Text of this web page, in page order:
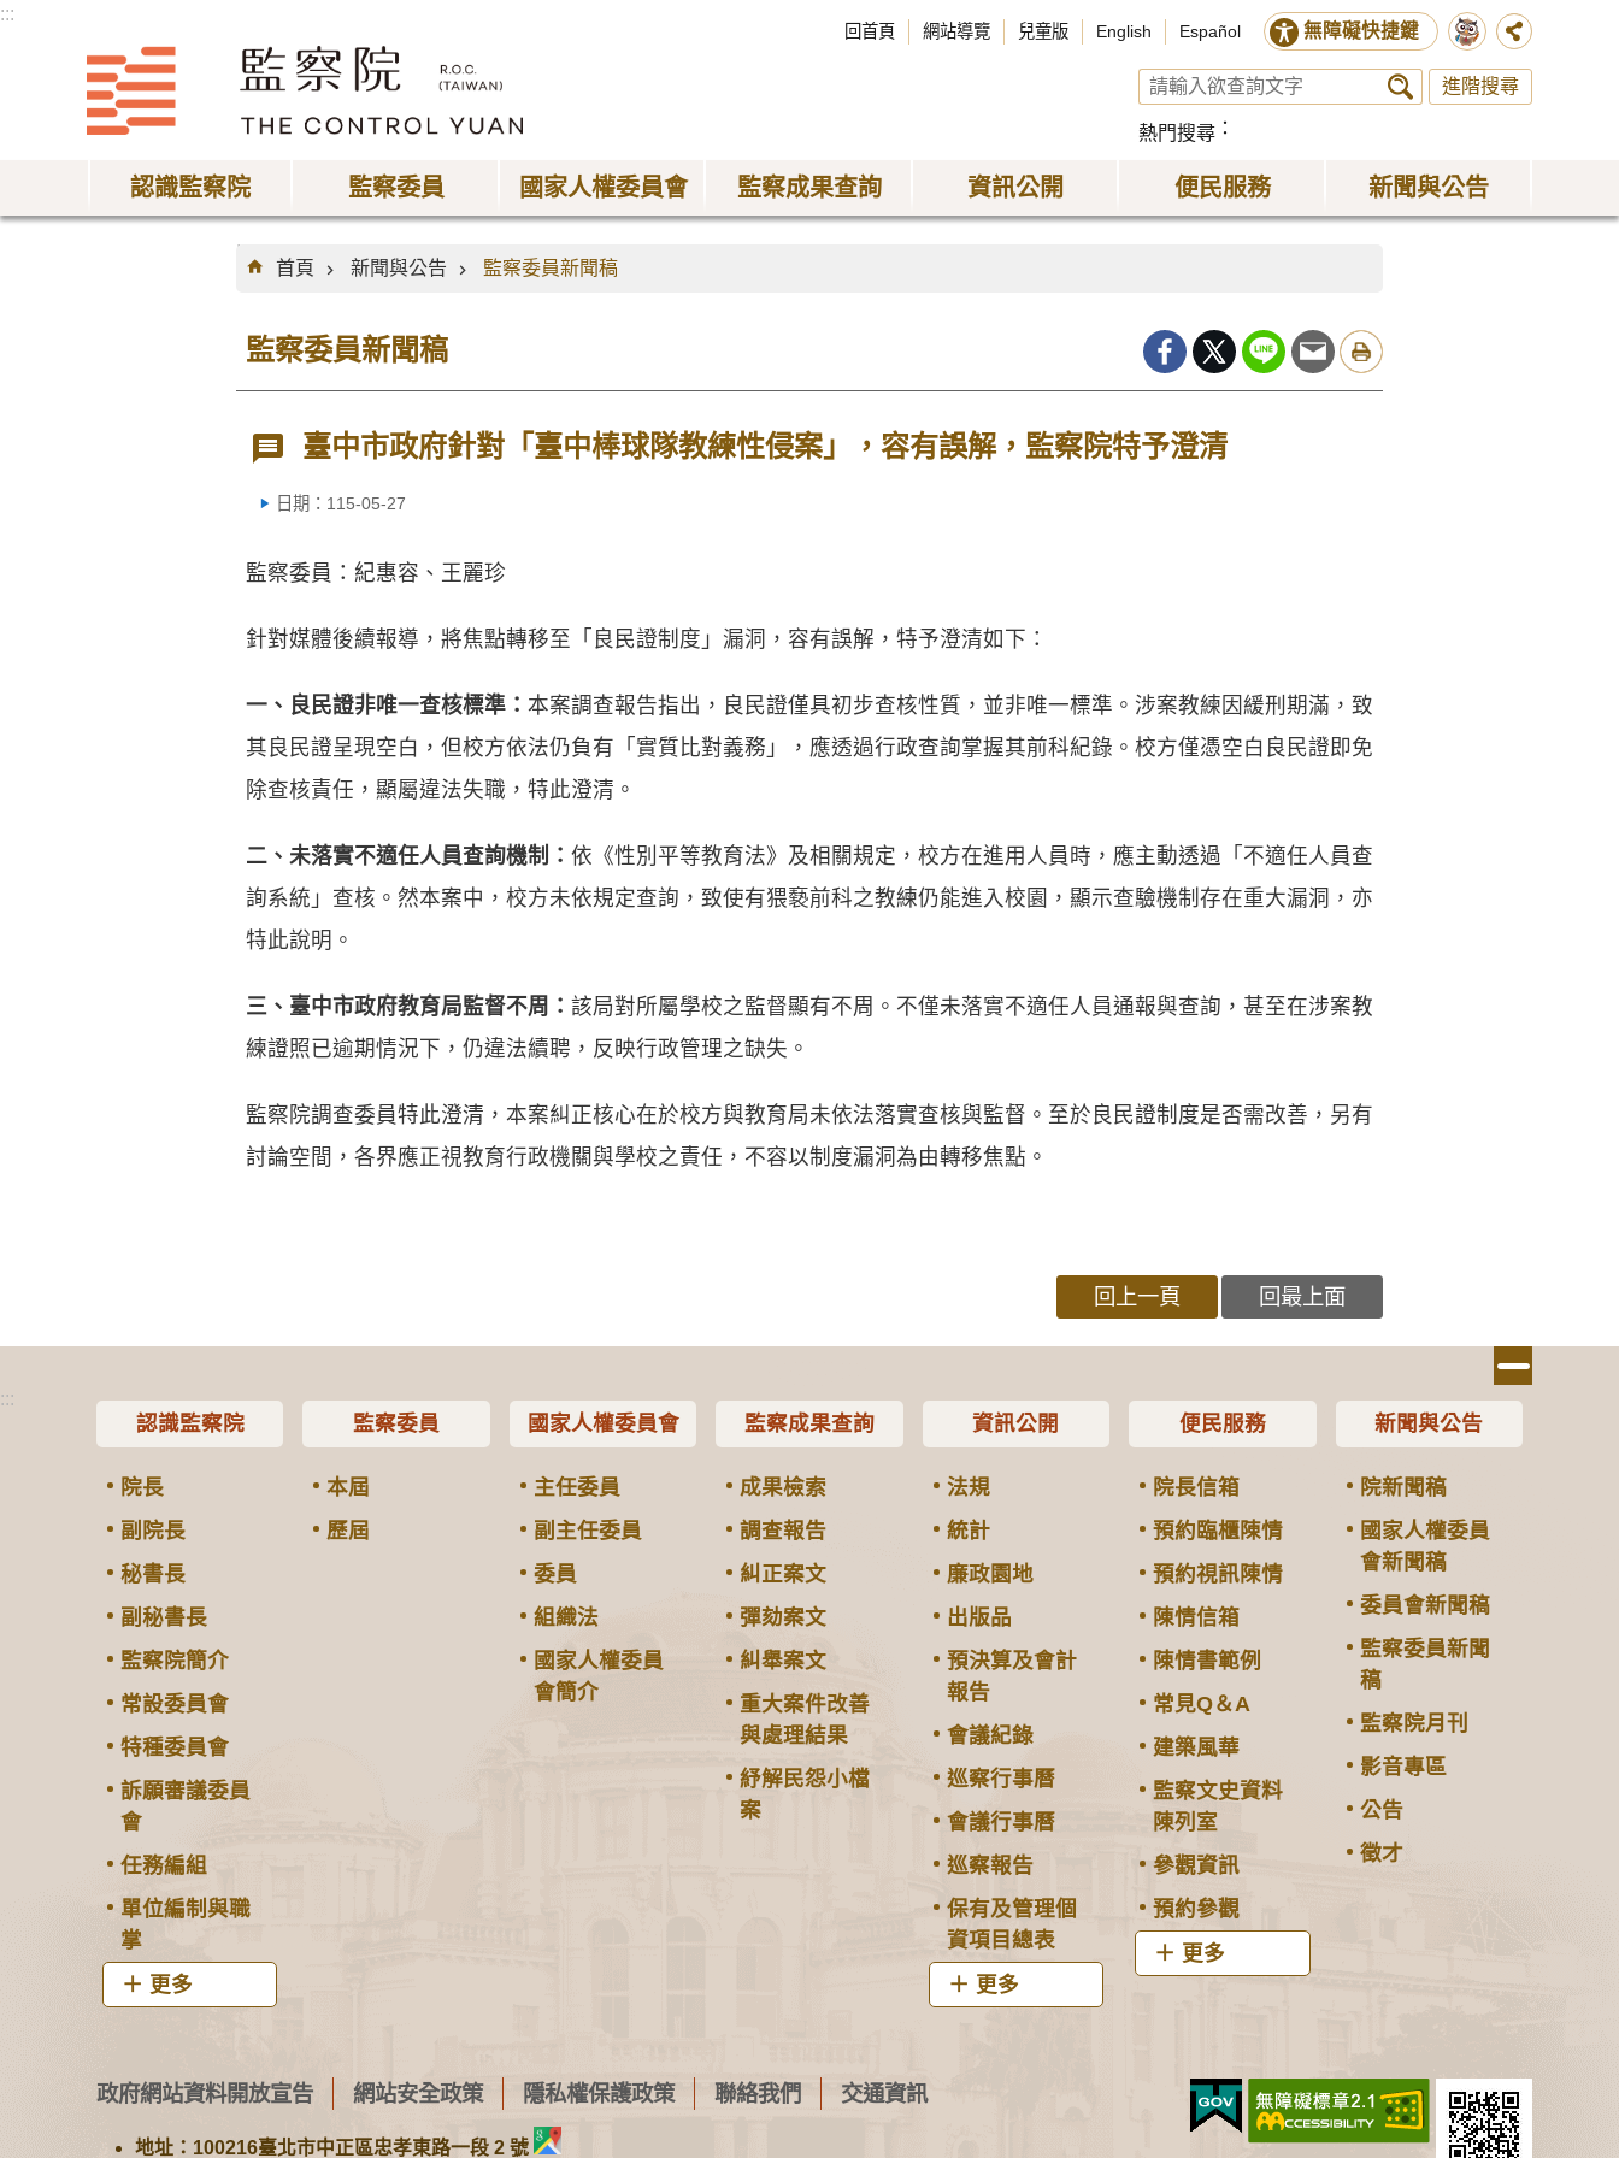
:::
回首頁 網站導覽 兒童版 English Español 無障礙快捷鍵
進階搜尋
熱門搜尋
認識監察院 監察委員 國家人權委員會 監察成果查詢 資訊公開 便民服務 新聞與公告
:::
首頁
新聞與公告 監察委員新聞稿
監察委員新聞稿
臺中市政府針對「臺中棒球隊教練性侵案」，容有誤解，監察院特予澄清
日期：115-05-27
監察委員：紀惠容、王麗珍
針對媒體後續報導，將焦點轉移至「良民證制度」漏洞，容有誤解，特予澄清如下：
一、良民證非唯一查核標準： 本案調查報告指出，良民證僅具初步查核性質，並非唯一標準。涉案教練因緩刑期滿，致
其良民證呈現空白，但校方依法仍負有「實質比對義務」，應透過行政查詢掌握其前科紀錄。校方僅憑空白良民證即免
除查核責任，顯屬違法失職，特此澄清。
二、未落實不適任人員查詢機制： 依《性別平等教育法》及相關規定，校方在進用人員時，應主動透過「不適任人員查
詢系統」查核。然本案中，校方未依規定查詢，致使有猥褻前科之教練仍能進入校園，顯示查驗機制存在重大漏洞，亦
特此說明。
三、臺中市政府教育局監督不周： 該局對所屬學校之監督顯有不周。不僅未落實不適任人員通報與查詢，甚至在涉案教
練證照已逾期情況下，仍違法續聘，反映行政管理之缺失。
監察院調查委員特此澄清，本案糾正核心在於校方與教育局未依法落實查核與監督。至於良民證制度是否需改善，另有
討論空間，各界應正視教育行政機關與學校之責任，不容以制度漏洞為由轉移焦點。
回上一頁 回最上面
:::
認識監察院
院長
副院長
秘書長
副秘書長
監察院簡介
常設委員會
特種委員會
訴願審議委員
會
任務編組
單位編制與職
掌
更多
監察委員
本屆
歷屆
國家人權委員會
主任委員
副主任委員
委員
組織法
國家人權委員
會簡介
監察成果查詢
成果檢索
調查報告
糾正案文
彈劾案文
糾舉案文
重大案件改善
與處理結果
紓解民怨小檔
案
資訊公開
法規
統計
廉政園地
出版品
預決算及會計
報告
會議紀錄
巡察行事曆
會議行事曆
巡察報告
保有及管理個
資項目總表
更多
便民服務
院長信箱
預約臨櫃陳情
預約視訊陳情
陳情信箱
陳情書範例
常見Q＆A
建築風華
監察文史資料
陳列室
參觀資訊
預約參觀
更多
新聞與公告
院新聞稿
國家人權委員
會新聞稿
委員會新聞稿
監察委員新聞
稿
監察院月刊
影音專區
公告
徵才
政府網站資料開放宣告 網站安全政策 隱私權保護政策 聯絡我們 交通資訊
地址：100216臺北市中正區忠孝東路一段 2 號